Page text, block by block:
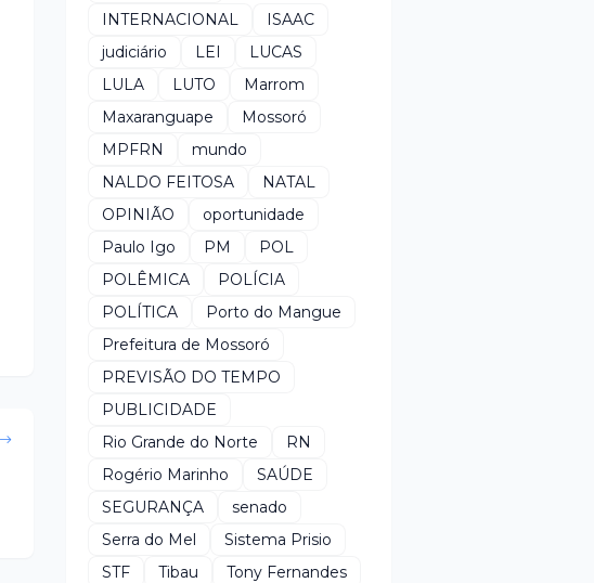
INTERNACIONAL
ISAAC
judiciário
LEI
LUCAS
LULA
LUTO
Marrom
Maxaranguape
Mossoró
MPFRN
mundo
NALDO FEITOSA
NATAL
OPINIÃO
oportunidade
Paulo Igo
PM
POL
POLÊMICA
POLÍCIA
POLÍTICA
Porto do Mangue
Prefeitura de Mossoró
PREVISÃO DO TEMPO
PUBLICIDADE
Rio Grande do Norte
RN
Rogério Marinho
SAÚDE
SEGURANÇA
senado
Serra do Mel
Sistema Prisio
STF
Tibau Tony Fernandes